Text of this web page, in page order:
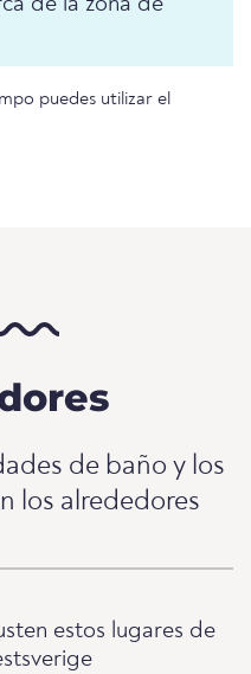
de la zona de
puedes utilizar el
de baño y los
los alrededores
estos lugares de